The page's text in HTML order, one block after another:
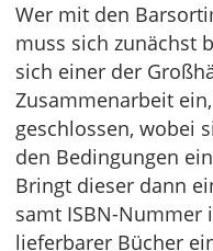
Wer mit den
muss sich zunächst
sich einer der
Zusammenarbeit
geschlossen, wobei
den Bedingungen
Bringt dieser dann
samt ISBN-Nummer
lieferbarer Bücher